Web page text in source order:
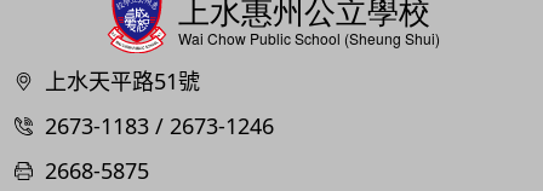
上水天平路51號
2673-1183 / 2673-1246
2668-5875